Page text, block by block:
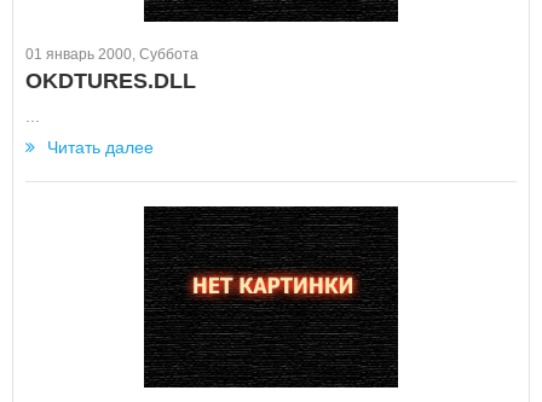
01 январь 2000, Суббота
OKDTURES.DLL
Читать далее